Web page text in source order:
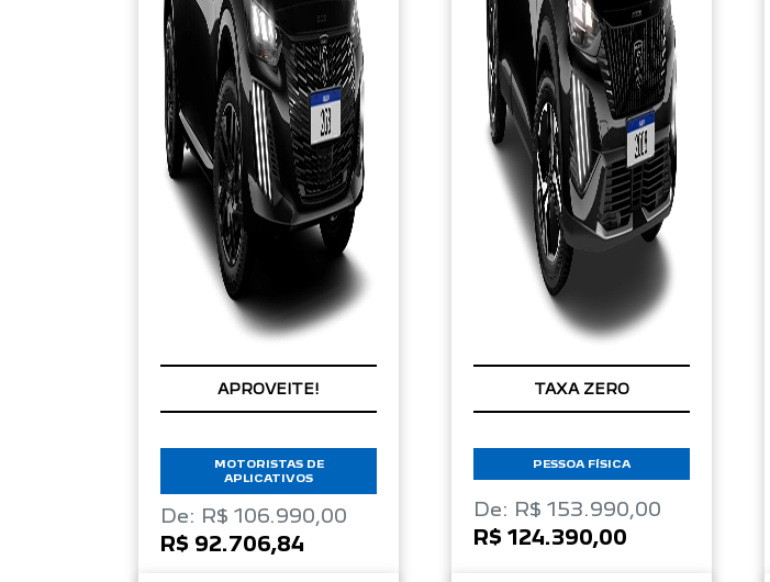
APROVEITE!
MOTORISTAS DE
APLICATIVOS
De: R$ 106.990,00
R$ 92.706,84
TAXA ZERO
PESSOA FÍSICA
De: R$ 153.990,00
R$ 124.390,00